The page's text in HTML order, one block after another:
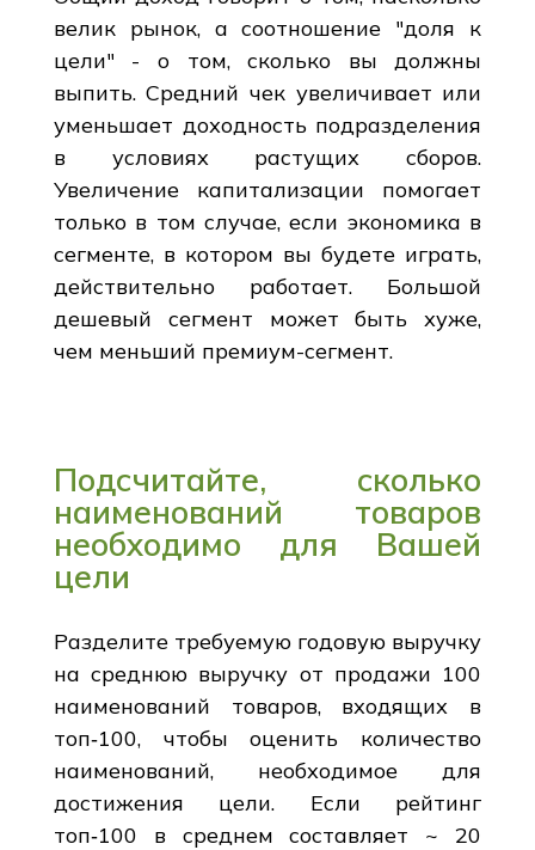
велик рынок, а соотношение "доля к
цели" - о том, сколько вы должны
выпить. Средний чек увеличивает или
уменьшает доходность подразделения
в условиях растущих сборов.
Увеличение капитализации помогает
только в том случае, если экономика в
сегменте, в котором вы будете играть,
действительно работает. Большой
дешевый сегмент может быть хуже,
чем меньший премиум-сегмент.
Подсчитайте, сколько
наименований товаров
необходимо для Вашей
цели
Разделите требуемую годовую выручку
на среднюю выручку от продажи 100
наименований товаров, входящих в
топ‑100, чтобы оценить количество
наименований, необходимое для
достижения цели. Если рейтинг
топ‑100 в среднем составляет ~ 20